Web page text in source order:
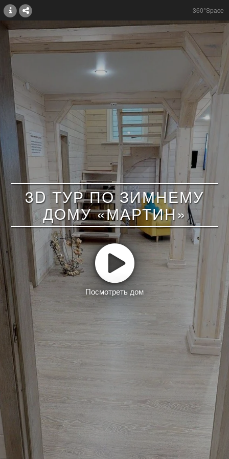
360°Space
3D ТУР ПО ЗИМНЕМУ
ДОМУ «МАРТИН»
Посмотреть дом
Заказать тур